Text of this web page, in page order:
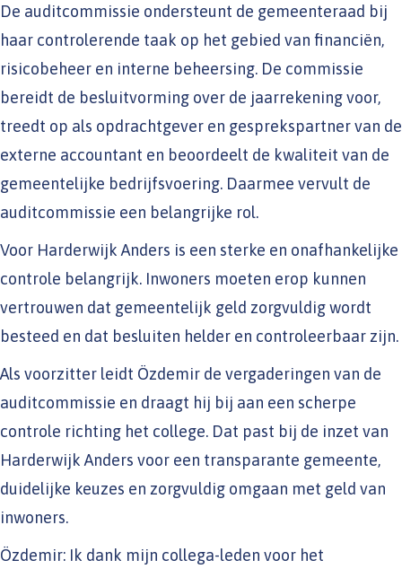
De auditcommissie ondersteunt de gemeenteraad bij
haar controlerende taak op het gebied van financiën,
risicobeheer en interne beheersing. De commissie
bereidt de besluitvorming over de jaarrekening voor,
treedt op als opdrachtgever en gesprekspartner van de
externe accountant en beoordeelt de kwaliteit van de
gemeentelijke bedrijfsvoering. Daarmee vervult de
auditcommissie een belangrijke rol.
Voor Harderwijk Anders is een sterke en onafhankelijke
controle belangrijk. Inwoners moeten erop kunnen
vertrouwen dat gemeentelijk geld zorgvuldig wordt
besteed en dat besluiten helder en controleerbaar zijn.
Als voorzitter leidt Özdemir de vergaderingen van de
auditcommissie en draagt hij bij aan een scherpe
controle richting het college. Dat past bij de inzet van
Harderwijk Anders voor een transparante gemeente,
duidelijke keuzes en zorgvuldig omgaan met geld van
inwoners.
Özdemir: Ik dank mijn collega-leden voor het